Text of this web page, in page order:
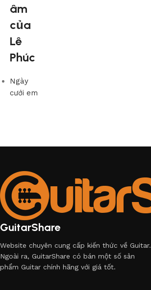
âm
của
Lê
Phúc
Ngày
cưới em
GuitarShare
Website chuyên cung cấp kiến thức về Guitar.
Ngoài ra, GuitarShare có bán một số sản
phẩm Guitar chính hãng với giá tốt.